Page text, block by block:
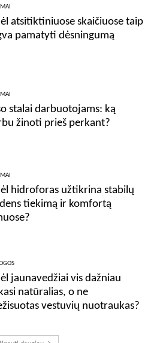
atsitiktiniuose skaičiuose taip
pamatyti dėsningumą
stalai darbuotojams: ką
žinoti prieš perkant?
hidroforas užtikrina stabilų
tiekimą ir komfortą
jaunavedžiai vis dažniau
natūralias, o ne
vestuvių nuotraukas?